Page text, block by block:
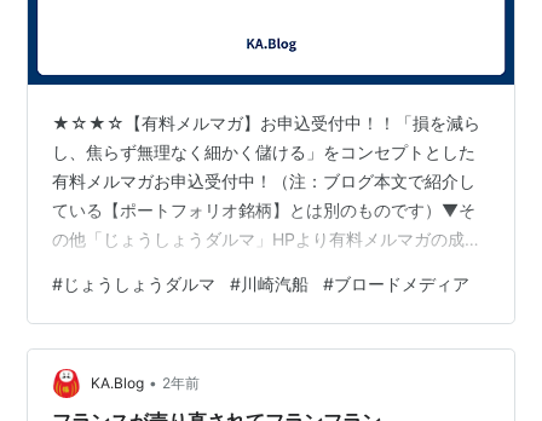
★☆★☆【有料メルマガ】お申込受付中！！「損を減ら
し、焦らず無理なく細かく儲ける」をコンセプトとした
有料メルマガお申込受付中！（注：ブログ本文で紹介し
ている【ポートフォリオ銘柄】とは別のものです）▼そ
の他「じょうしょうダルマ」HPより有料メルマガの成績
ho.ne.jp/joeshow/performance.html１ヶ月当たり４，３
００円～相場が続く限りチャンスは無限大！是非一度お
試しください。※リスク・手数料などにつきましては以下
の契約締結前交付書面を参照してください。
http://www.ric.hi-ho.ne.jp…
#じょうしょうダルマ #川崎汽船 #ブロードメディア
KA.Blog • 2年前